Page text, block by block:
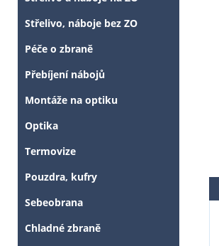
Střelivo, náboje bez ZO
Péče o zbraně
Přebíjení nábojů
Montáže na optiku
Optika
Termovize
Pouzdra, kufry
Sebeobrana
Chladné zbraně